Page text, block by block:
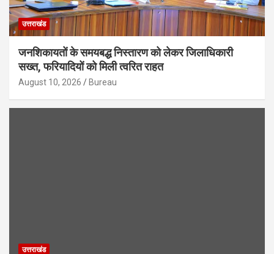
उत्तराखंड
जनशिकायतों के समयबद्ध निस्तारण को लेकर जिलाधिकारी
सख्त, फरियादियों को मिली त्वरित राहत
August 10, 2026 Bureau
उत्तराखंड